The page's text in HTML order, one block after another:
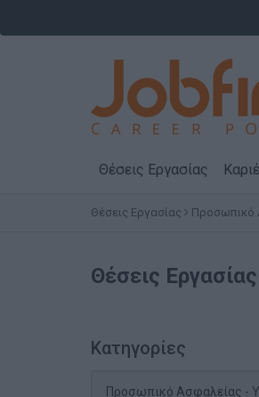
Θέσεις Εργασίας
Θέσεις Εργασίας Προσωπικό
Θέσεις Εργασίας
Κατηγορίες